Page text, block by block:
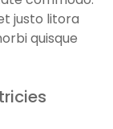
justo litora
quisque